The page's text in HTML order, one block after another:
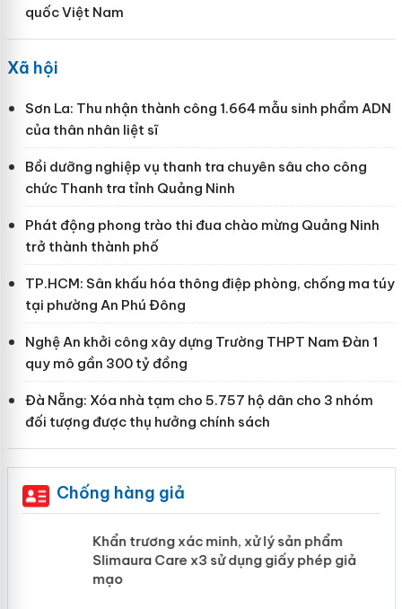
quốc Việt Nam
Xã hội
Sơn La: Thu nhận thành công 1.664 mẫu sinh phẩm ADN
của thân nhân liệt sĩ
Bồi dưỡng nghiệp vụ thanh tra chuyên sâu cho công
chức Thanh tra tỉnh Quảng Ninh
Phát động phong trào thi đua chào mừng Quảng Ninh
trở thành thành phố
TP.HCM: Sân khấu hóa thông điệp phòng, chống ma túy
tại phường An Phú Đông
Nghệ An khởi công xây dựng Trường THPT Nam Đàn 1
quy mô gần 300 tỷ đồng
Đà Nẵng: Xóa nhà tạm cho 5.757 hộ dân cho 3 nhóm
đối tượng được thụ hưởng chính sách
Chống hàng giả
Khẩn trương xác minh, xử lý sản phẩm
Slimaura Care x3 sử dụng giấy phép giả
mạo